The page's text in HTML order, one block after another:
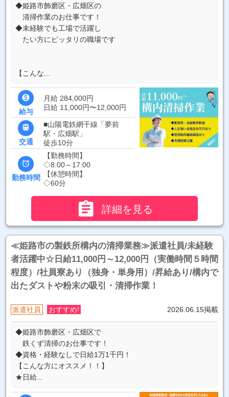
◆姫路市飾磨区・広畑区の
清掃作業のお仕事です！
◆未経験でも工場で活躍し
たい方にピッタリの職場です
【こんな...

給与
月給 284,000円
日給 11,000円〜12,000円

交通
■山陽電鉄網干線「夢前
駅・広畑駅」
徒歩10分

勤務時間
【勤務時間】
◇8:00～17:00
【休憩時間】
◇60分
 詳細を見る
≪姫路市の製鉄所構内の清掃業務≫派遣社員/未経験
者活躍中☆日給11,000円～12,000円（実働時間５時間
程度）/社員寮あり（独身・単身用）/昇給あり/構内で
出たダストや粉末の吸引・清掃作業！
派遣社員 おすすめ! 2026.06.15掲載
◆姫路市飾磨区・広畑区で
鉄くず清掃のお仕事です！
◆資格・経験なしで日給1万1千円！
【こんな方にオススメ！！】
★日給...